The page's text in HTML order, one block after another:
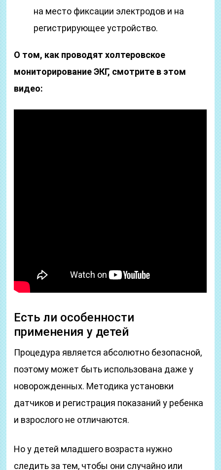
на место фиксации электродов и на
регистрирующее устройство.
О том, как проводят холтеровское
мониторирование ЭКГ, смотрите в этом
видео:
Есть ли особенности
применения у детей
Процедура является абсолютно безопасной,
поэтому может быть использована даже у
новорожденных. Методика установки
датчиков и регистрация показаний у ребенка
и взрослого не отличаются.
Но у детей младшего возраста нужно
следить за тем, чтобы они случайно или